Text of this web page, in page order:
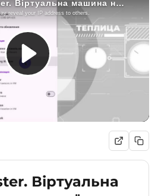
Віртуальна